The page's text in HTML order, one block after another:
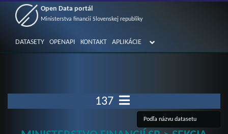
Open Data portál
Ministerstva financií Slovenskej republiky
DATASETY OPENAPI KONTAKT APLIKÁCIE
137